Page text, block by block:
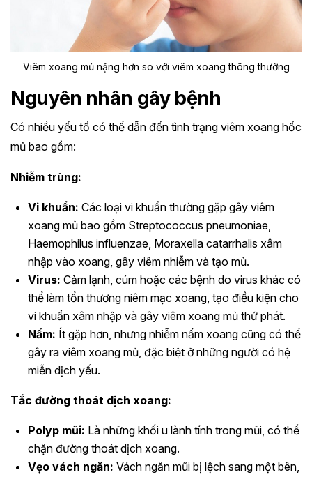
Viêm xoang mủ nặng hơn so với viêm xoang thông thường
Nguyên nhân gây bệnh
Có nhiều yếu tố có thể dẫn đến tình trạng viêm xoang hốc
mủ bao gồm:
Nhiễm trùng:
Vi khuẩn: Các loại vi khuẩn thường gặp gây viêm
xoang mủ bao gồm Streptococcus pneumoniae,
Haemophilus influenzae, Moraxella catarrhalis xâm
nhập vào xoang, gây viêm nhiễm và tạo mủ.
Virus: Cảm lạnh, cúm hoặc các bệnh do virus khác có
thể làm tổn thương niêm mạc xoang, tạo điều kiện cho
vi khuẩn xâm nhập và gây viêm xoang mủ thứ phát.
Nấm: Ít gặp hơn, nhưng nhiễm nấm xoang cũng có thể
gây ra viêm xoang mủ, đặc biệt ở những người có hệ
miễn dịch yếu.
Tắc đường thoát dịch xoang:
Polyp mũi: Là những khối u lành tính trong mũi, có thể
chặn đường thoát dịch xoang.
Vẹo vách ngăn: Vách ngăn mũi bị lệch sang một bên,